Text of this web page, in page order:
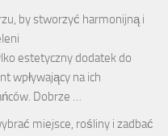
by stworzyć harmonijną i
estetyczny dodatek do
wpływający na ich
Dobrze …
miejsce, rośliny i zadbać